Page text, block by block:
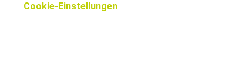
Cookie-Einstellungen